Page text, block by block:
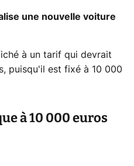
une nouvelle voiture
à un tarif qui devrait
puisqu'il est fixé à 10 000
à 10 000 euros